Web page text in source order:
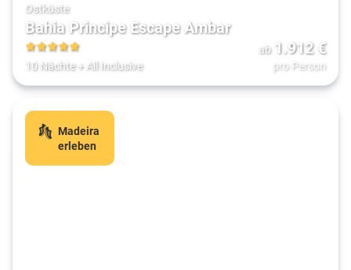
Ostküste
Bahia Principe Escape Ambar
5
10 Nächte+ All Inclusive
ab 1.912€
pro Person
Madeira
erleben